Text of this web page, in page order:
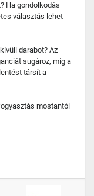
Ha gondolkodás
választás lehet
darabot? Az
sugároz, míg a
társít a
mostantól